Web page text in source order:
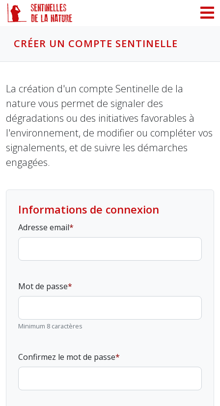
CRÉER UN COMPTE SENTINELLE
La création d'un compte Sentinelle de la
nature vous permet de signaler des
dégradations ou des initiatives favorables à
l'environnement, de modifier ou compléter vos
signalements, et de suivre les démarches
engagées.
Informations de connexion
Adresse email
Mot de passe
Minimum 8 caractères
Confirmez le mot de passe
Panneau de gestion des cookies